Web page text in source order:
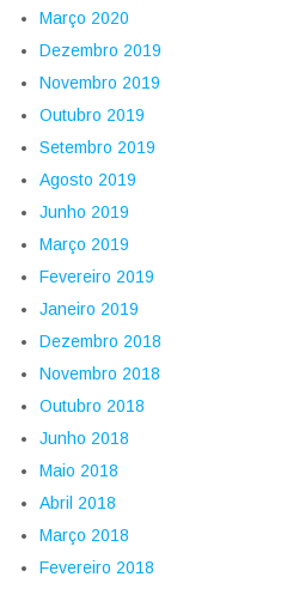
Março 2020
Dezembro 2019
Novembro 2019
Outubro 2019
Setembro 2019
Agosto 2019
Junho 2019
Março 2019
Fevereiro 2019
Janeiro 2019
Dezembro 2018
Novembro 2018
Outubro 2018
Junho 2018
Maio 2018
Abril 2018
Março 2018
Fevereiro 2018